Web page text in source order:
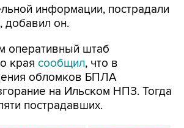
оперативный штаб
обломков БПЛА
на Ильском НПЗ. Тогда
пострадавших.
край Алексей Чеверев